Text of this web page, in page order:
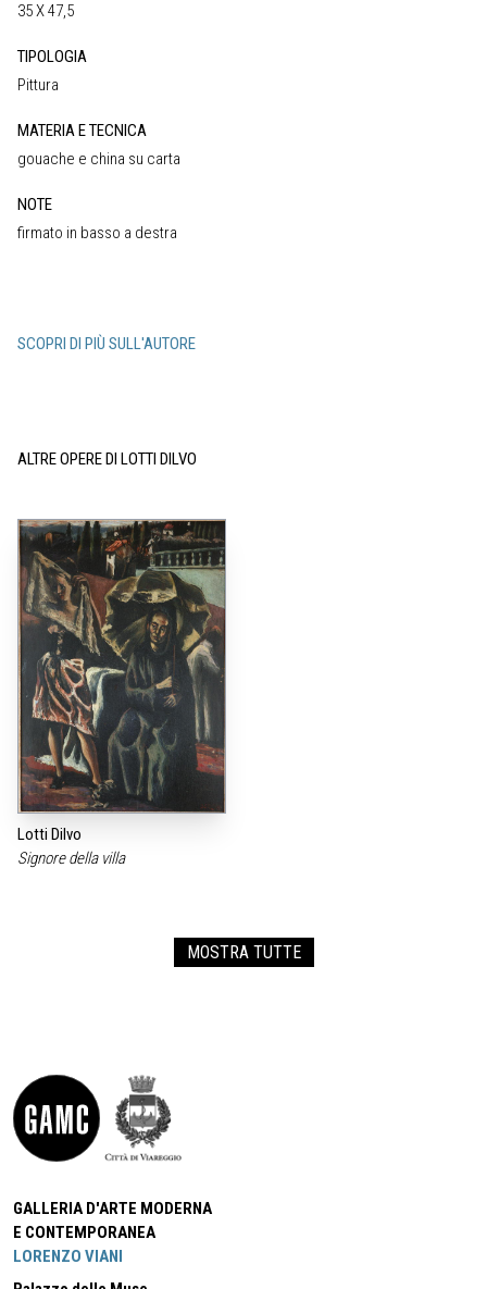
35 X 47,5
TIPOLOGIA
Pittura
MATERIA E TECNICA
gouache e china su carta
NOTE
firmato in basso a destra
SCOPRI DI PIÙ SULL'AUTORE
ALTRE OPERE DI LOTTI DILVO
Lotti Dilvo
Signore della villa
MOSTRA TUTTE
GALLERIA D'ARTE MODERNA
E CONTEMPORANEA
LORENZO VIANI